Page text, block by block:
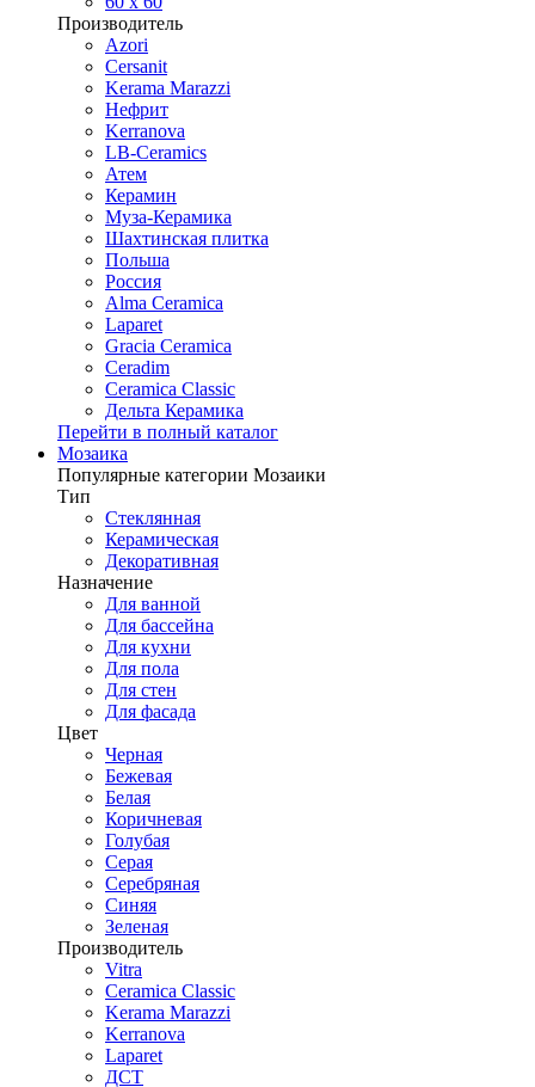
Производитель
Azori
Cersanit
Kerama Marazzi
Нефрит
Kerranova
LB-Ceramics
Атем
Керамин
Муза-Керамика
Шахтинская плитка
Польша
Россия
Alma Ceramica
Laparet
Gracia Ceramica
Ceradim
Ceramica Classic
Дельта Керамика
Перейти в полный каталог
Мозаика
Популярные категории Мозаики
Тип
Стеклянная
Керамическая
Декоративная
Назначение
Для ванной
Для бассейна
Для кухни
Для пола
Для стен
Для фасада
Цвет
Черная
Бежевая
Белая
Коричневая
Голубая
Серая
Серебряная
Синяя
Зеленая
Производитель
Vitra
Ceramica Classic
Kerama Marazzi
Kerranova
Laparet
ДСТ